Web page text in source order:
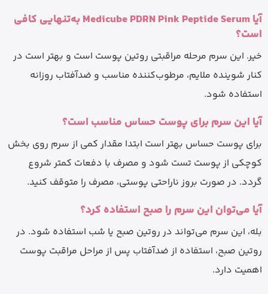
آیا Medicube PDRN Pink Peptide Serum به‌تنهایی کافی
است؟
خیر. این سرم مرحله مراقبتی روتین پوست است و بهتر است در
کنار شوینده ملایم، مرطوب‌کننده مناسب و ضدآفتاب روزانه
استفاده شود.
آیا این سرم برای پوست حساس مناسب است؟
برای پوست حساس بهتر است ابتدا مقدار کمی از سرم روی بخش
کوچکی از پوست تست شود و مصرف با دفعات کمتر شروع
گردد. در صورت بروز ناراحتی پوستی، مصرف را متوقف کنید.
آیا می‌توان این سرم را صبح استفاده کرد؟
بله، این سرم می‌تواند در روتین صبح یا شب استفاده شود. در
روتین صبح، استفاده از ضدآفتاب پس از مراحل مراقبت پوست
اهمیت دارد.